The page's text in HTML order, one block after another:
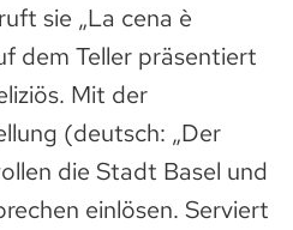
sie „La cena è
dem Teller präsentiert
Mit der
(deutsch: „Der
die Stadt Basel und
einlösen. Serviert